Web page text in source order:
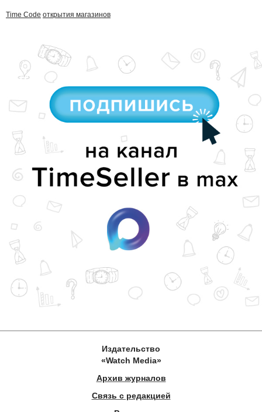
Time Code открытия магазинов
Издательство
«Watch Media»
Архив журналов
Связь с редакцией